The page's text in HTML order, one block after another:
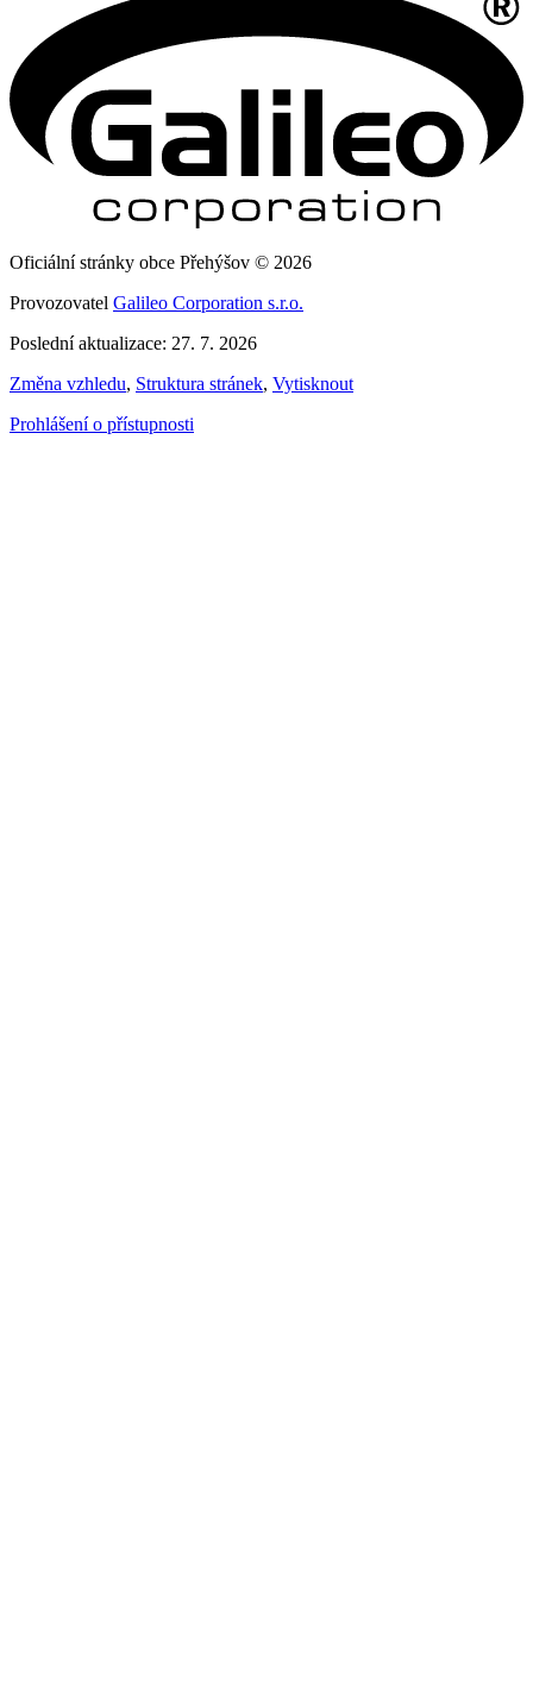
Oficiální stránky obce Přehýšov © 2026
Provozovatel Galileo Corporation s.r.o.
Poslední aktualizace: 27. 7. 2026
Změna vzhledu, Struktura stránek, Vytisknout
Prohlášení o přístupnosti